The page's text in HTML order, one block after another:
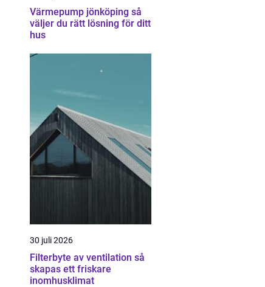
Värmepump jönköping så
väljer du rätt lösning för ditt
hus
30 juli 2026
Filterbyte av ventilation så
skapas ett friskare
inomhusklimat